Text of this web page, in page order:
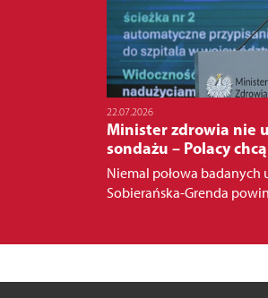
22.07.2026
Minister zdrowia nie
sondażu – Polacy
Niemal połowa badanych
Sobierańska-Grenda